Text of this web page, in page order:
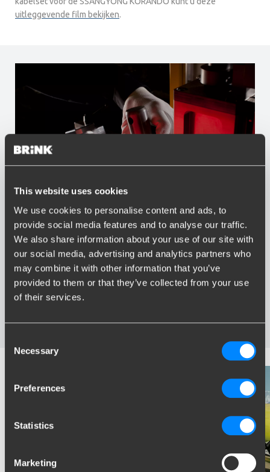
This website uses cookies
We use cookies to personalise content and ads, to
provide social media features and to analyse our traffic.
We also share information about your use of our site with
our social media, advertising and analytics partners who
may combine it with other information that you’ve
provided to them or that they’ve collected from your use
of their services.
Selection
Necessary
Preferences
Statistics
Marketing
uitleggevende film bekijken.
Voordelen van Brink
Grootste assortiment trekhaken van Nederland
Trekhaak speciaal afgestemd op uw automerk en model
Veilige, gecertificeerde trekhaken
Montage bij u in de buurt
Diverse trekhaakopties; vaste, wegneembare en